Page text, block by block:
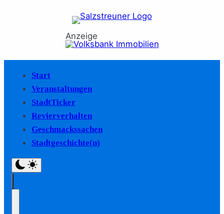
Anzeige
Start
Veranstaltungen
StadtTicker
Revierverhalten
Geschmackssachen
Stadtgeschichte(n)